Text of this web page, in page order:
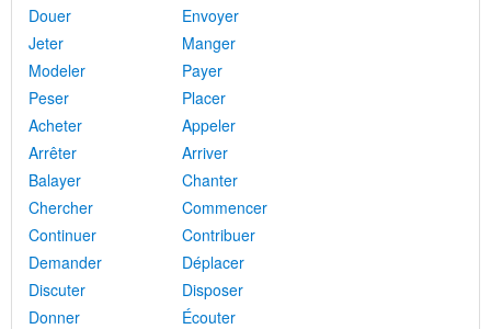
Douer
Envoyer
Jeter
Manger
Modeler
Payer
Peser
Placer
Acheter
Appeler
Arrêter
Arriver
Balayer
Chanter
Chercher
Commencer
Continuer
Contribuer
Demander
Déplacer
Discuter
Disposer
Donner
Écouter